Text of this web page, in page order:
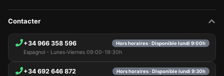
Contacter
+34 966 358 596 Hors horaires · Disponible lundi 9:00h
Espagnol - Lunes-Viernes 09:00-19:30h
+34 692 646 872 Hors horaires · Disponible lundi 9:30h